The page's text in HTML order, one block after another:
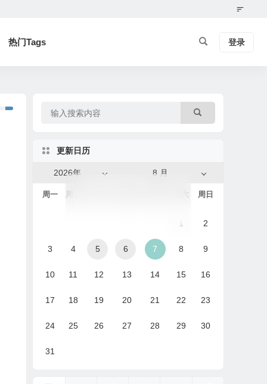
热门Tags 登录
更新日历
8 月
2026年
周一 周二 周六 周日
1 2
3 4 5 6 7 8 9
10 11 12 13 14 15 16
17 18 19 20 21 22 23
24 25 26 27 28 29 30
31